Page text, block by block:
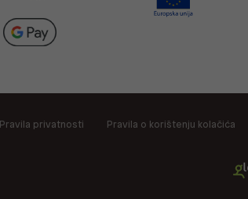
Pravila privatnosti
Pravila o korištenju kolačića